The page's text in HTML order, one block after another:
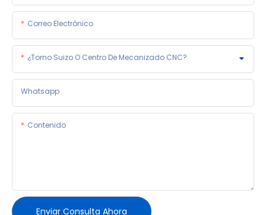
Correo Electrónico
¿Torno Suizo O Centro De Mecanizado CNC?
Whatsapp
Contenido
Enviar Consulta Ahora